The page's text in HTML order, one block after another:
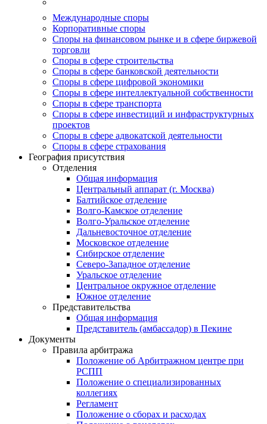
Международные споры
Корпоративные споры
Споры на финансовом рынке и в сфере биржевой
торговли
Споры в сфере строительства
Споры в сфере банковской деятельности
Споры в сфере цифровой экономики
Споры в сфере интеллектуальной собственности
Споры в сфере транспорта
Cпоры в сфере инвестиций и инфраструктурных
проектов
Споры в сфере адвокатской деятельности
Споры в сфере страхования
География присутствия
Отделения
Общая информация
Центральный аппарат (г. Москва)
Балтийское отделение
Волго-Камское отделение
Волго-Уральское отделение
Дальневосточное отделение
Московское отделение
Сибирское отделение
Северо-Западное отделение
Уральское отделение
Центральное окружное отделение
Южное отделение
Представительства
Общая информация
Представитель (амбассадор) в Пекине
Документы
Правила арбитража
Положение об Арбитражном центре при
РСПП
Положение о специализированных
коллегиях
Регламент
Положение о сборах и расходах